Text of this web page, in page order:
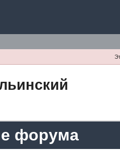
форума